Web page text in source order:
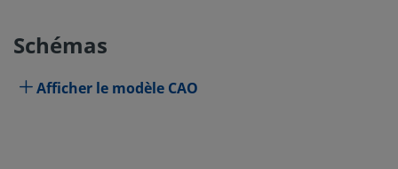
Schémas
Afficher le modèle CAO